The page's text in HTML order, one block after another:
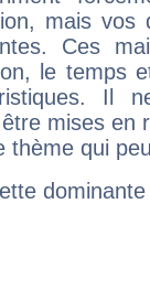
mais
Ces
le temps
Il
mises en
thème qui